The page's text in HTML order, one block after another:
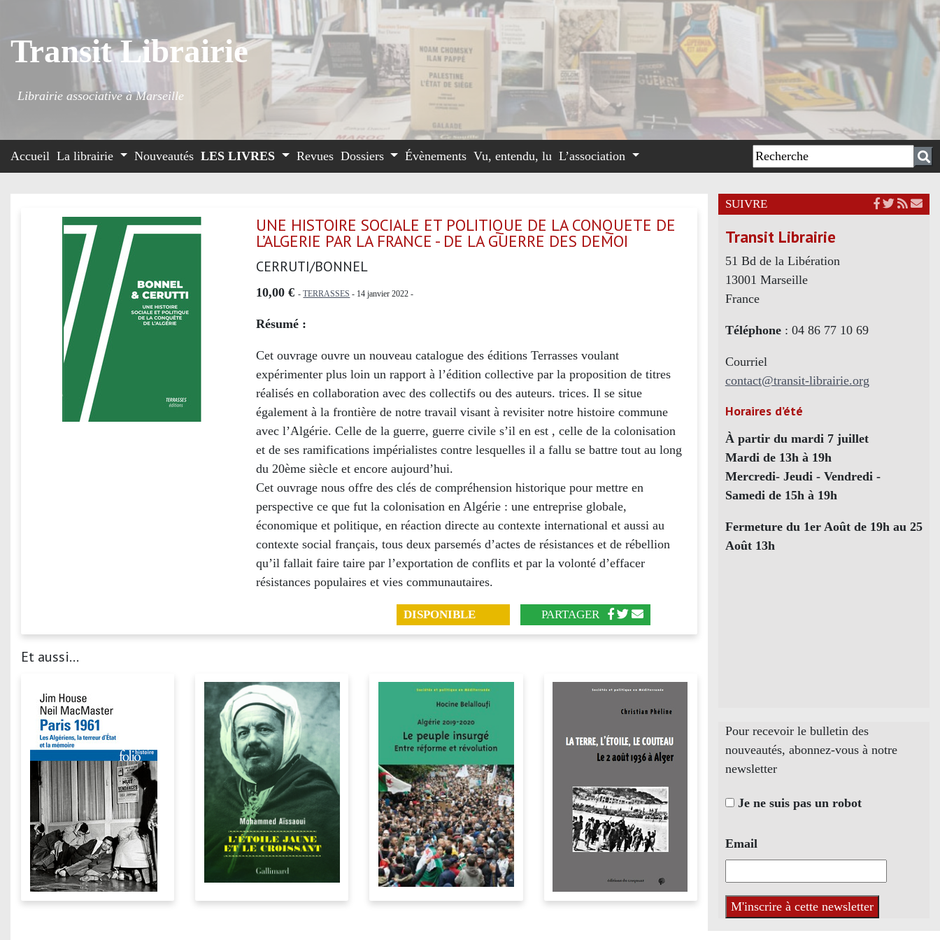
Transit Librairie
Librairie associative à Marseille
Accueil La librairie Nouveautés LES LIVRES Revues Dossiers Évènements Vu, entendu, lu L’association
UNE HISTOIRE SOCIALE ET POLITIQUE DE LA CONQUETE DE
L’ALGERIE PAR LA FRANCE - DE LA GUERRE DES DEMOI
CERRUTI/BONNEL
10,00 € -TERRASSES - 14 janvier 2022 -
Résumé :
Cet ouvrage ouvre un nouveau catalogue des éditions Terrasses voulant
expérimenter plus loin un rapport à l’édition collective par la proposition de titres
réalisés en collaboration avec des collectifs ou des auteurs. trices. Il se situe
également à la frontière de notre travail visant à revisiter notre histoire commune
avec l’Algérie. Celle de la guerre, guerre civile s’il en est , celle de la colonisation
et de ses ramifications impérialistes contre lesquelles il a fallu se battre tout au long
du 20ème siècle et encore aujourd’hui.
Cet ouvrage nous offre des clés de compréhension historique pour mettre en
perspective ce que fut la colonisation en Algérie : une entreprise globale,
économique et politique, en réaction directe au contexte international et aussi au
contexte social français, tous deux parsemés d’actes de résistances et de rébellion
qu’il fallait faire taire par l’exportation de conflits et par la volonté d’effacer
résistances populaires et vies communautaires.
DISPONIBLE PARTAGER
Et aussi...
SUIVRE
Transit Librairie
51 Bd de la Libération
13001 Marseille
France
Téléphone: 04 86 77 10 69
Courriel
contact@transit-librairie.org
Horaires d’été
À partir du mardi 7 juillet
Mardi de 13h à 19h
Mercredi- Jeudi - Vendredi -
Samedi de 15h à 19h
Fermeture du 1er Août de 19h au 25
Août 13h
Pour recevoir le bulletin des
nouveautés, abonnez-vous à notre
newsletter
Je ne suis pas un robot
Email